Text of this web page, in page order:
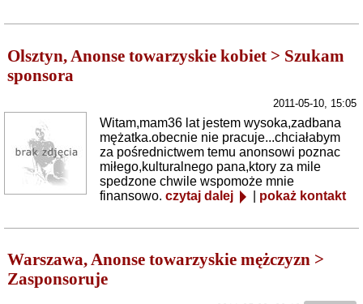
Olsztyn, Anonse towarzyskie kobiet > Szukam
sponsora
2011-05-10, 15:05
Witam,mam36 lat jestem wysoka,zadbana
mężatka.obecnie nie pracuje...chciałabym
za pośrednictwem temu anonsowi poznac
miłego,kulturalnego pana,ktory za mile
spedzone chwile wspomoże mnie
finansowo. czytaj dalej pokaż kontakt
Warszawa, Anonse towarzyskie mężczyzn >
Zasponsoruje